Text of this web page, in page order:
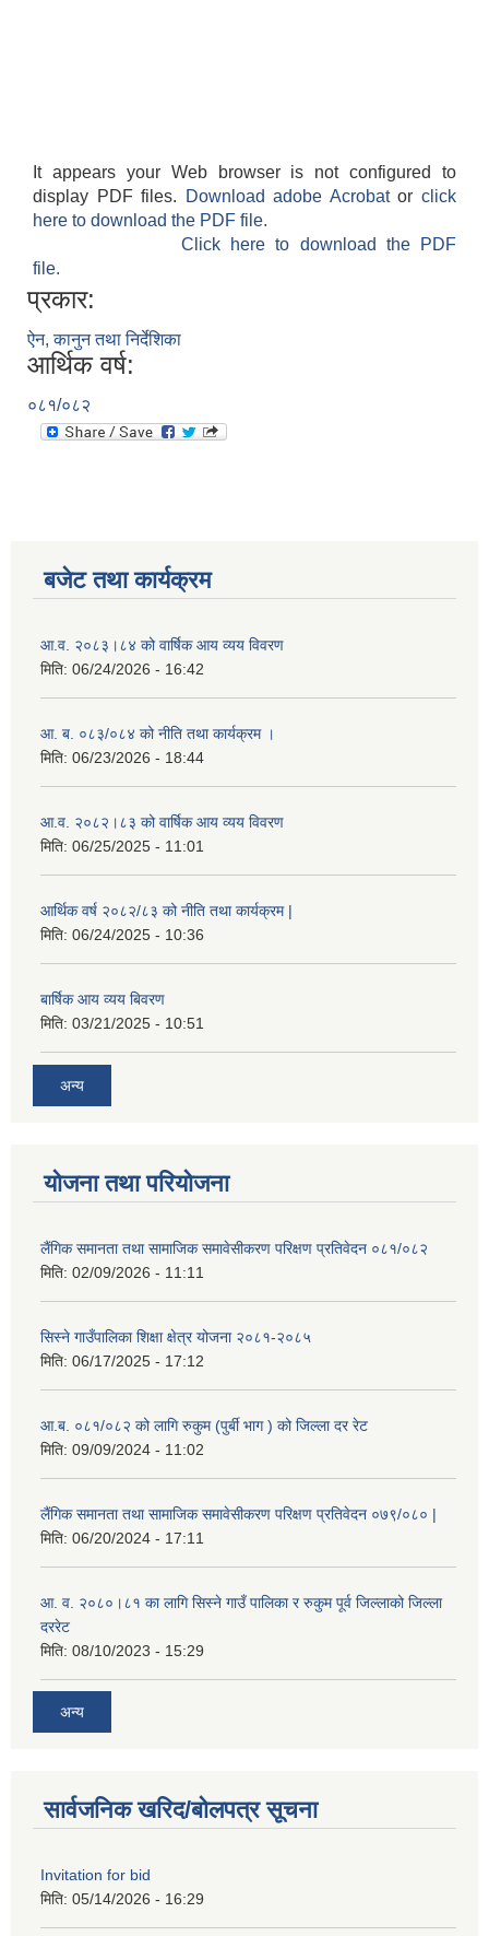
It appears your Web browser is not configured to
display PDF files.
Download adobe Acrobatorclick
here to download the PDF file.
Click here to download the PDF
file.
प्रकार:
ऐन, कानुन तथा निर्देशिका
आर्थिक वर्ष:
०८१/०८२
बजेट तथा कार्यक्रम
आ.व. २०८३।८४ को वार्षिक आय व्यय विवरण
मिति: 06/24/2026 - 16:42
आ. ब. ०८३/०८४ को नीति तथा कार्यक्रम ।
मिति: 06/23/2026 - 18:44
आ.व. २०८२।८३ को वार्षिक आय व्यय विवरण
मिति: 06/25/2025 - 11:01
आर्थिक वर्ष २०८२/८३ को नीति तथा कार्यक्रम |
मिति: 06/24/2025 - 10:36
बार्षिक आय व्यय बिवरण
मिति: 03/21/2025 - 10:51
अन्य
योजना तथा परियोजना
लैंगिक समानता तथा सामाजिक समावेसीकरण परिक्षण प्रतिवेदन ०८१/०८२
मिति: 02/09/2026 - 11:11
सिस्ने गाउँपालिका शिक्षा क्षेत्र योजना २०८१-२०८५
मिति: 06/17/2025 - 17:12
आ.ब. ०८१/०८२ को लागि रुकुम (पुर्बी भाग ) को जिल्ला दर रेट
मिति: 09/09/2024 - 11:02
लैंगिक समानता तथा सामाजिक समावेसीकरण परिक्षण प्रतिवेदन ०७९/०८० |
मिति: 06/20/2024 - 17:11
आ. व. २०८०।८१ का लागि सिस्ने गाउँ पालिका र रुकुम पूर्व जिल्लाको जिल्ला
दररेट
मिति: 08/10/2023 - 15:29
अन्य
सार्वजनिक खरिद/बोलपत्र सूचना
Invitation for bid
मिति: 05/14/2026 - 16:29